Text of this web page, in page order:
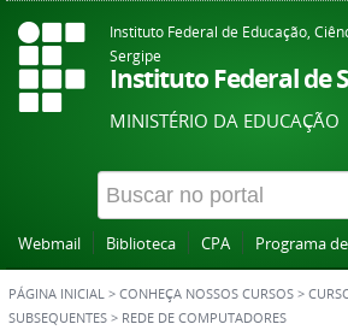
Instituto Federal de Educação,
Sergipe
Instituto Federal de
MINISTÉRIO DA EDUCAÇÃO
Webmail Biblioteca CPA Programa
PÁGINA INICIAL > CONHEÇA NOSSOS CURSOS >
SUBSEQUENTES > REDE DE COMPUTADORES